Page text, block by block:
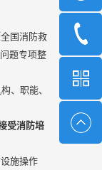
国消防救
题专项整
、职能、
受消防培
施操作